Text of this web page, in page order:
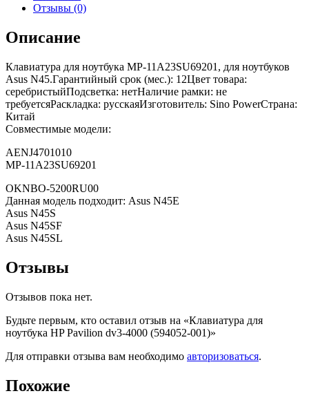
Отзывы (0)
Описание
Клавиатура для ноутбука MP-11A23SU69201, для ноутбуков
Asus N45.Гарантийный срок (мес.): 12Цвет товара:
серебристыйПодсветка: нетНаличие рамки: не
требуетсяРаскладка: русскаяИзготовитель: Sino PowerСтрана:
Китай
Совместимые модели:
AENJ4701010
MP-11A23SU69201
OKNBO-5200RU00
Данная модель подходит: Asus N45E
Asus N45S
Asus N45SF
Asus N45SL
Отзывы
Отзывов пока нет.
Будьте первым, кто оставил отзыв на «Клавиатура для
ноутбука HP Pavilion dv3-4000 (594052-001)»
Для отправки отзыва вам необходимо авторизоваться.
Похожие